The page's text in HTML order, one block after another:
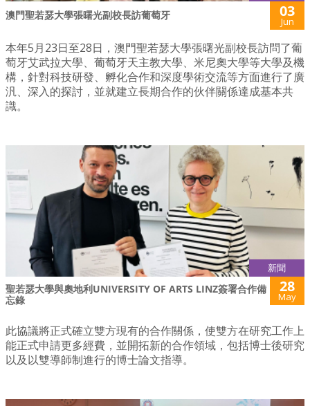
澳門聖若瑟大學張曙光副校長訪葡萄牙 03
Jun
本年5月23日至28日，澳門聖若瑟大學張曙光副校長訪問了葡
萄牙艾武拉大學、葡萄牙天主教大學、米尼奧大學等大學及機
構，針對科技研發、孵化合作和深度學術交流等方面進行了廣
汎、深入的探討，並就建立長期合作的伙伴關係達成基本共
識。
新聞
聖若瑟大學與奧地利UNIVERSITY OF ARTS LINZ簽署合作備
忘錄
28
May
此協議將正式確立雙方現有的合作關係，使雙方在研究工作上
能正式申請更多經費，並開拓新的合作領域，包括博士後研究
以及以雙導師制進行的博士論文指導。